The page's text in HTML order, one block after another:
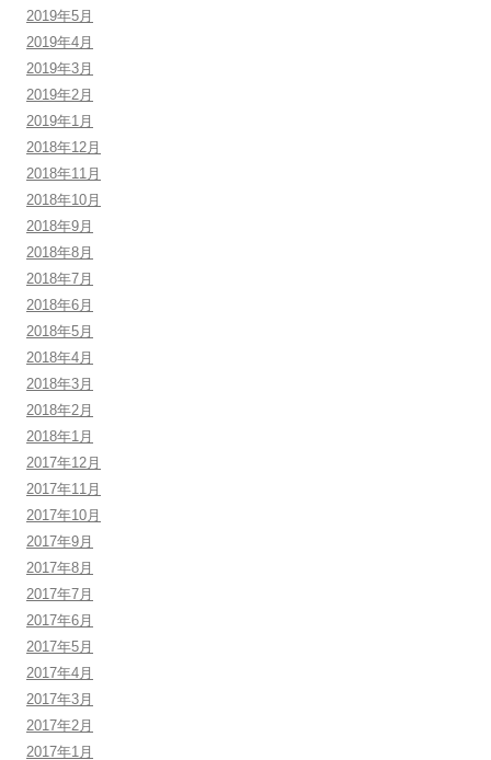
2019年5月
2019年4月
2019年3月
2019年2月
2019年1月
2018年12月
2018年11月
2018年10月
2018年9月
2018年8月
2018年7月
2018年6月
2018年5月
2018年4月
2018年3月
2018年2月
2018年1月
2017年12月
2017年11月
2017年10月
2017年9月
2017年8月
2017年7月
2017年6月
2017年5月
2017年4月
2017年3月
2017年2月
2017年1月